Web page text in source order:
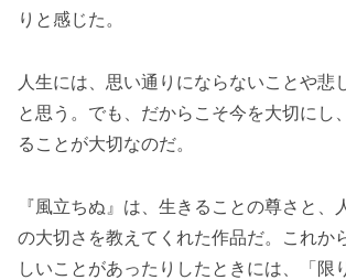
りと感じた。
人生には、思い通りにならないことや悲
と思う。でも、だからこそ今を大切にし
ることが大切なのだ。
『風立ちぬ』は、生きることの尊さと、
の大切さを教えてくれた作品だ。これか
しいことがあったりしたときには、「限